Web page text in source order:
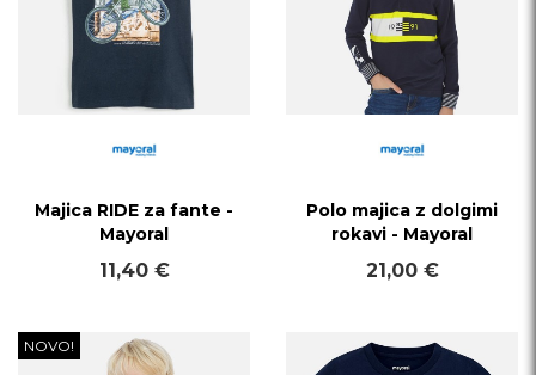
Majica RIDE za fante -
Mayoral
11,40 €
Polo majica z dolgimi
rokavi - Mayoral
21,00 €
NOVO!